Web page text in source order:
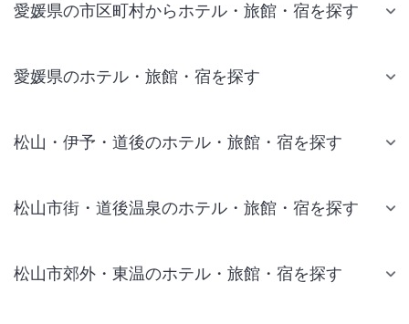
愛媛県の市区町村からホテル・旅館・宿を探す
愛媛県のホテル・旅館・宿を探す
松山・伊予・道後のホテル・旅館・宿を探す
松山市街・道後温泉のホテル・旅館・宿を探す
松山市郊外・東温のホテル・旅館・宿を探す